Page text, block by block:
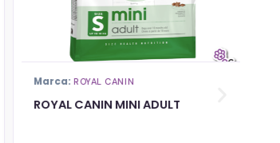
Marca:ROYAL CANIN
ROYAL CANIN MINI ADULT